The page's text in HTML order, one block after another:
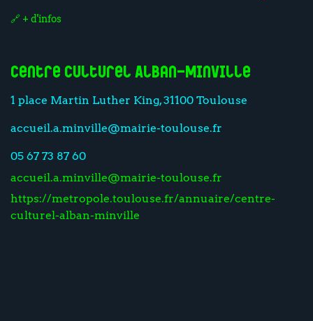
🔗 + d'infos
Centre Culturel Alban-Minville
1 place Martin Luther King, 31100 Toulouse
accueil.a.minville@mairie-toulouse.fr
05 67 73 87 60
accueil.a.minville@mairie-toulouse.fr
https://metropole.toulouse.fr/annuaire/centre-
culturel-alban-minville